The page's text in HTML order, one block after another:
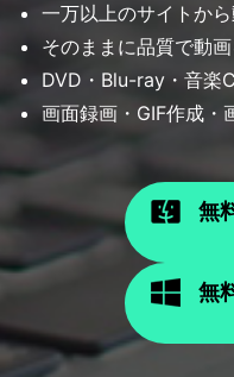
一万以上のサイトか
そのままに品質で動
DVD・Blu-ray・音楽
画面録画・GIF作成・
無
無